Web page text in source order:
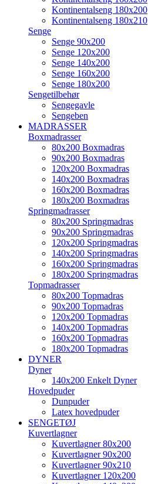
Kontinentalseng 180x200
Kontinentalseng 180x210
Senge
Senge 90x200
Senge 120x200
Senge 140x200
Senge 160x200
Senge 180x200
Sengetilbehør
Sengegavle
Sengeben
MADRASSER
Boxmadrasser
80x200 Boxmadras
90x200 Boxmadras
120x200 Boxmadras
140x200 Boxmadras
160x200 Boxmadras
180x200 Boxmadras
Springmadrasser
80x200 Springmadras
90x200 Springmadras
120x200 Springmadras
140x200 Springmadras
160x200 Springmadras
180x200 Springmadras
Topmadrasser
80x200 Topmadras
90x200 Topmadras
120x200 Topmadras
140x200 Topmadras
160x200 Topmadras
180x200 Topmadras
DYNER
Dyner
140x200 Enkelt Dyner
Hovedpuder
Dunpuder
Latex hovedpuder
SENGETØJ
Kuvertlagner
Kuvertlagner 80x200
Kuvertlagner 90x200
Kuvertlagner 90x210
Kuvertlagner 120x200